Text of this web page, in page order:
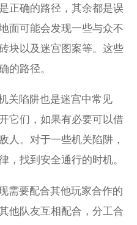
正确的路径，其余都是误
面可能会发现一些与众不
块以及迷宫图案等。这些
的路径。
关陷阱也是迷宫中常见
它们，如果有必要可以借
人。对于一些机关陷阱，
，找到安全通行的时机。
需要配合其他玩家合作的
他队友互相配合，分工合